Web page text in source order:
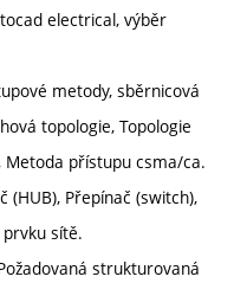
electrical, výběr
metody, sběrnicová
topologie, Topologie
přístupu csma/ca.
(HUB), Přepínač (switch),
sítě.
strukturovaná